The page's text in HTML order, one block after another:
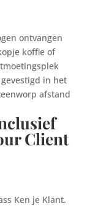
ontvangen
koffie of
in het
afstand
Client
Ken je Klant.